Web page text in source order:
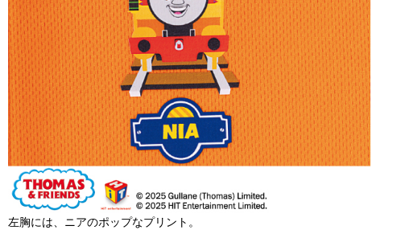
左胸には、ニアのポップなプリント。